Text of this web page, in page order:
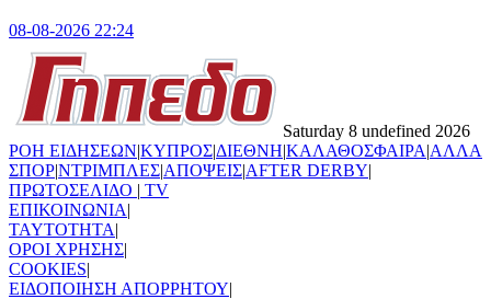
08-08-2026 22:24
Saturday 8 undefined 2026
ΡΟΗ ΕΙΔΗΣΕΩΝ|ΚΥΠΡΟΣ|ΔΙΕΘΝΗ|ΚΑΛΑΘΟΣΦΑΙΡΑ|ΑΛΛΑ
ΣΠΟΡ|ΝΤΡΙΜΠΛΕΣ|ΑΠΟΨΕΙΣ|AFTER DERBY|
ΠΡΩΤΟΣΕΛΙΔΟ | TV
ΕΠΙΚΟΙΝΩΝΙΑ|
TAYTOTHTA|
ΟΡΟΙ ΧΡΗΣΗΣ|
COOKIES|
ΕΙΔΟΠΟΙΗΣΗ ΑΠΟΡΡΗΤΟΥ|